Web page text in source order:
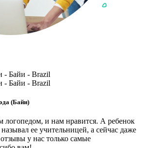
- Байи - Brazil
- Байи - Brazil
(Байи)
и нам нравится. А ребенок
ее учительницей, а сейчас даже
у нас только самые